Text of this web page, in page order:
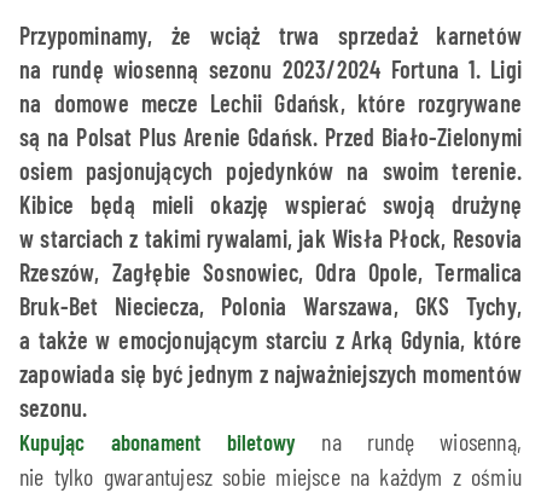
Przypominamy, że wciąż trwa sprzedaż karnetów
na rundę wiosenną sezonu 2023/2024 Fortuna 1. Ligi
na domowe mecze Lechii Gdańsk, które rozgrywane
są na Polsat Plus Arenie Gdańsk. Przed Biało-Zielonymi
osiem pasjonujących pojedynków na swoim terenie.
Kibice będą mieli okazję wspierać swoją drużynę
w starciach z takimi rywalami, jak Wisła Płock, Resovia
Rzeszów, Zagłębie Sosnowiec, Odra Opole, Termalica
Bruk-Bet Nieciecza, Polonia Warszawa, GKS Tychy,
a także w emocjonującym starciu z Arką Gdynia, które
zapowiada się być jednym z najważniejszych momentów
sezonu.
Kupując abonament biletowy na rundę wiosenną,
nie tylko gwarantujesz sobie miejsce na każdym z ośmiu